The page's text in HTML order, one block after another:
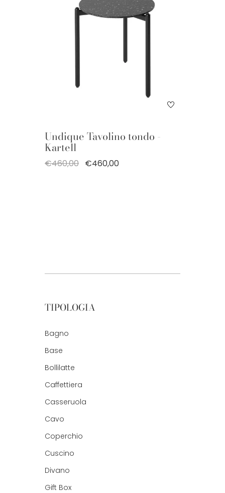
Undique Tavolino tondo -
Kartell
€460,00 €460,00
TIPOLOGIA
Bagno
Base
Bollilatte
Caffettiera
Casseruola
Cavo
Coperchio
Cuscino
Divano
Gift Box